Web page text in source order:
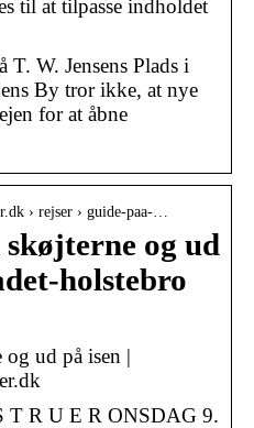
til at tilpasse indholdet
T. W. Jensens Plads i
By tror ikke, at nye
for at åbne
› rejser › guide-paa-…
og ud
holstebro
og ud på isen |
T R U E R ONSDAG 9.